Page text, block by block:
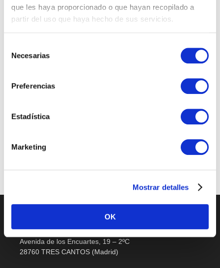
que les haya proporcionado o que hayan recopilado a
partir del uso que haya hecho de sus servicios.
Necesarias
Preferencias
Estadística
Marketing
Mostrar detalles
OK
Marketing
RRHH
No job listings found.
Avenida de los Encuartes, 19 – 2ºC
28760 TRES CANTOS (Madrid)